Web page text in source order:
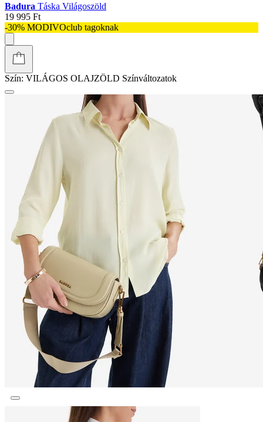
Badura Táska Világoszöld
19 995 Ft
-30% MODIVOclub tagoknak
Szín: VILÁGOS OLAJZÖLD Színváltozatok